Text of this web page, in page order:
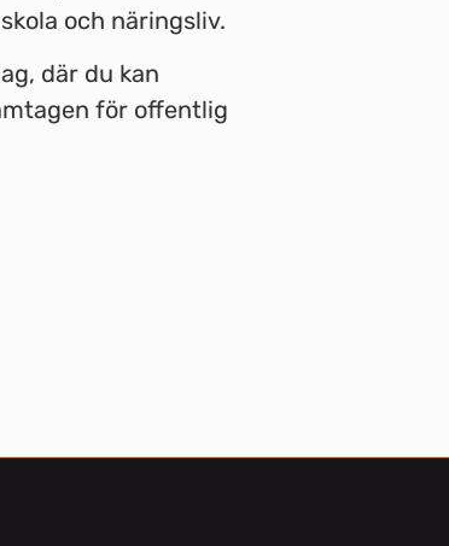
och näringsliv.
där du kan
för offentlig